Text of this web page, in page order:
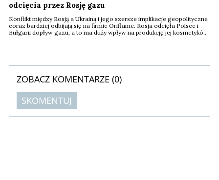
odcięcia przez Rosję gazu
Konflikt między Rosją a Ukrainą i jego szersze implikacje geopolityczne
coraz bardziej odbijają się na firmie Oriflame. Rosja odcięła Polsce i
Bułgarii dopływ gazu, a to ma duży wpływ na produkcję jej kosmetyków
ZOBACZ KOMENTARZE (0)
SKOMENTUJ